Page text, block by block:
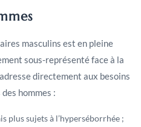
masculins est en pleine
sous-représenté face à la
directement aux besoins
hommes :
plus sujets à l’hyperséborrhée ;